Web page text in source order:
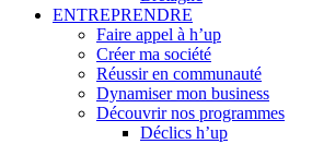
ENTREPRENDRE
Faire appel à h’up
Créer ma société
Réussir en communauté
Dynamiser mon business
Découvrir nos programmes
Déclics h’up